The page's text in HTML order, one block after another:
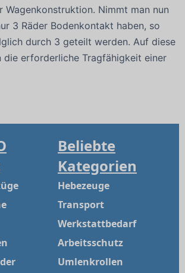
Wagenkonstruktion. Nimmt man nun
3 Räder Bodenkontakt haben, so
durch 3 geteilt werden. Auf diese
die erforderliche Tragfähigkeit einer
Beliebte
Kategorien
Hebezeuge
Transport
Werkstattbedarf
Arbeitsschutz
Umlenkrollen